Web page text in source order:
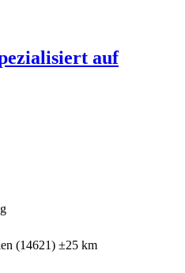
auf
(14621) ±25 km